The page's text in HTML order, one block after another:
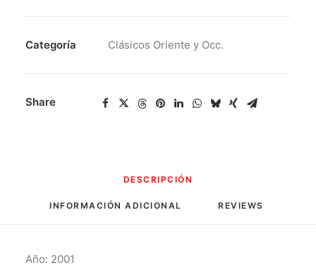
Categoría Clásicos Oriente y Occ.
Share
DESCRIPCIÓN
INFORMACIÓN ADICIONAL REVIEWS
Año: 2001